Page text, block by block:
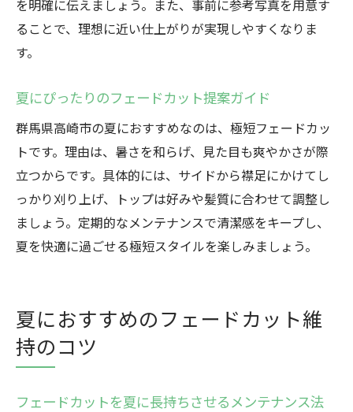
を明確に伝えましょう。また、事前に参考写真を用意す
ることで、理想に近い仕上がりが実現しやすくなりま
す。
夏にぴったりのフェードカット提案ガイド
群馬県高崎市の夏におすすめなのは、極短フェードカッ
トです。理由は、暑さを和らげ、見た目も爽やかさが際
立つからです。具体的には、サイドから襟足にかけてし
っかり刈り上げ、トップは好みや髪質に合わせて調整し
ましょう。定期的なメンテナンスで清潔感をキープし、
夏を快適に過ごせる極短スタイルを楽しみましょう。
夏におすすめのフェードカット維
持のコツ
フェードカットを夏に長持ちさせるメンテナンス法